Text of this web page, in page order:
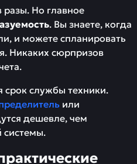
Но главное
. Вы знаете, когда
и можете спланировать
Никаких сюрпризов
срок службы техники.
или
дешевле, чем
системы.